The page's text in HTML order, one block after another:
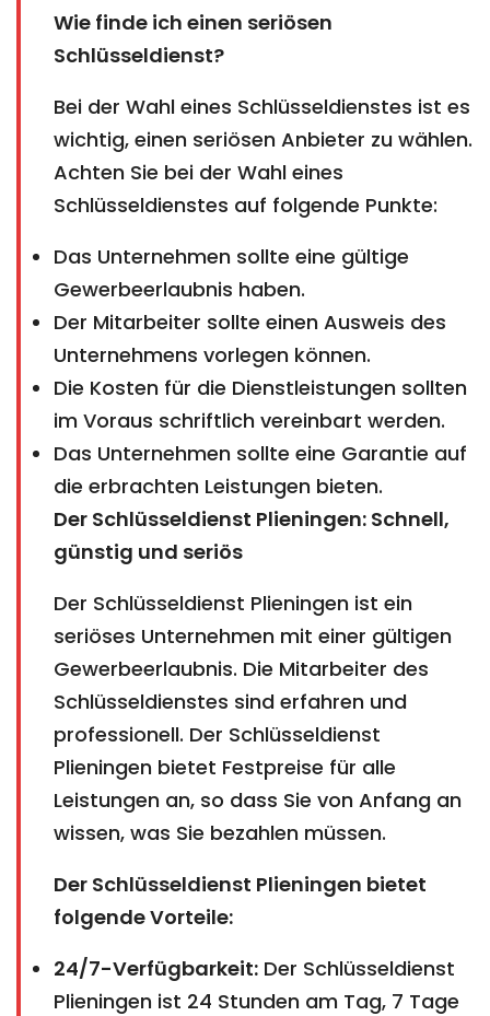
Wie finde ich einen seriösen
Schlüsseldienst?
Bei der Wahl eines Schlüsseldienstes ist es
wichtig, einen seriösen Anbieter zu wählen.
Achten Sie bei der Wahl eines
Schlüsseldienstes auf folgende Punkte:
Das Unternehmen sollte eine gültige
Gewerbeerlaubnis haben.
Der Mitarbeiter sollte einen Ausweis des
Unternehmens vorlegen können.
Die Kosten für die Dienstleistungen sollten
im Voraus schriftlich vereinbart werden.
Das Unternehmen sollte eine Garantie auf
die erbrachten Leistungen bieten.
Der Schlüsseldienst Plieningen: Schnell,
günstig und seriös
Der Schlüsseldienst Plieningen ist ein
seriöses Unternehmen mit einer gültigen
Gewerbeerlaubnis. Die Mitarbeiter des
Schlüsseldienstes sind erfahren und
professionell. Der Schlüsseldienst
Plieningen bietet Festpreise für alle
Leistungen an, so dass Sie von Anfang an
wissen, was Sie bezahlen müssen.
Der Schlüsseldienst Plieningen bietet
folgende Vorteile:
24/7-Verfügbarkeit: Der Schlüsseldienst
Plieningen ist 24 Stunden am Tag, 7 Tage